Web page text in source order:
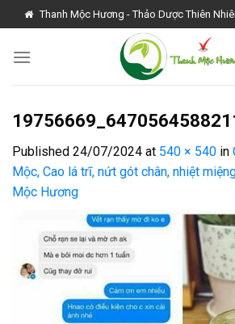
Skip
to
content
Thanh Mộc Hương - Thảo Dược Thiên
Published 24/07/2024 at 540 × 540 in
Mộc, Cao lá trĩ, nứt gót chân, nhiệt
Mộc Hương